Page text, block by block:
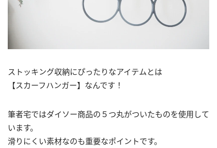
ストッキング収納にぴったりなアイテムとは
【スカーフハンガー】なんです！
筆者宅ではダイソー商品の５つ丸がついたものを使用して
います。
滑りにくい素材なのも重要なポイントです。